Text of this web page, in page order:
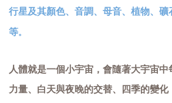
行星及其顏色、音調、母音、植物、
等。
人體就是一個小宇宙，會隨著大宇宙中
力量、白天與夜晚的交替、四季的變